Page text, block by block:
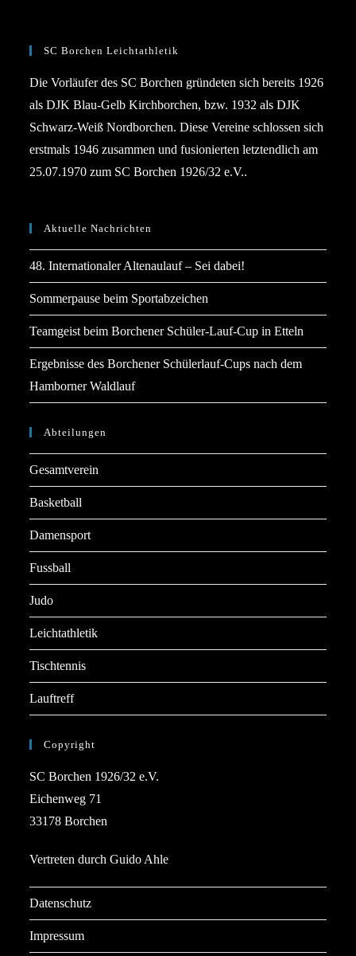
SC Borchen Leichtathletik
Die Vorläufer des SC Borchen gründeten sich bereits 1926
als DJK Blau-Gelb Kirchborchen, bzw. 1932 als DJK
Schwarz-Weiß Nordborchen. Diese Vereine schlossen sich
erstmals 1946 zusammen und fusionierten letztendlich am
25.07.1970 zum SC Borchen 1926/32 e.V..
Aktuelle Nachrichten
48. Internationaler Altenaulauf – Sei dabei!
Sommerpause beim Sportabzeichen
Teamgeist beim Borchener Schüler-Lauf-Cup in Etteln
Ergebnisse des Borchener Schülerlauf-Cups nach dem
Hamborner Waldlauf
Abteilungen
Gesamtverein
Basketball
Damensport
Fussball
Judo
Leichtathletik
Tischtennis
Lauftreff
Copyright
SC Borchen 1926/32 e.V.
Eichenweg 71
33178 Borchen
Vertreten durch Guido Ahle
Datenschutz
Impressum